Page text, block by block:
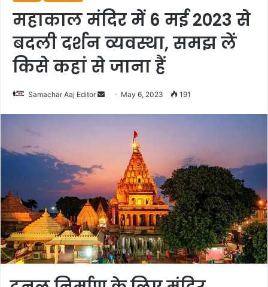
महाकाल मंदिर में 6 मई 2023 से
बदली दर्शन व्यवस्था, समझ लें
किसे कहां से जाना हैं
Samachar Aaj Editor
Send May 6, 2023 191